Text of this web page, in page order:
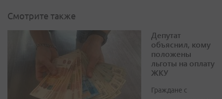
Смотрите также
Депутат
объяснил, кому
положены
льготы на оплату
ЖКУ
Граждане с